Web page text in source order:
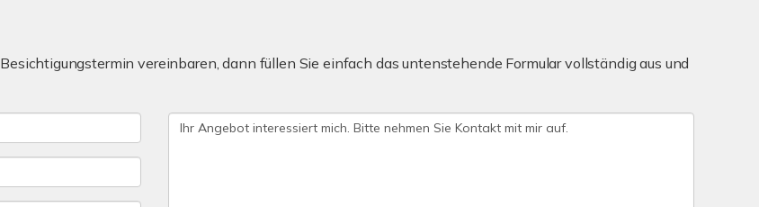
vereinbaren, dann füllen Sie einfach das untenstehende Formular vollständig aus und